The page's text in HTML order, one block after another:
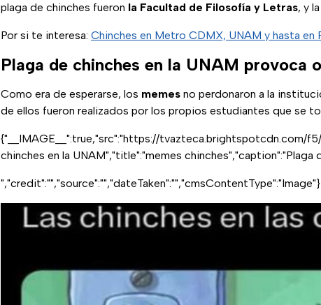
plaga de chinches fueron la Facultad de Filosofía y Letras, y la
Por si te interesa: Chinches en Metro CDMX, UNAM y hasta
Plaga de chinches en la UNAM provoca
Como era de esperarse, los memes no perdonaron a la
de ellos fueron realizados por los propios estudiantes que se
{"__IMAGE__":true,"src":"https://tvazteca.brightspotcdn.com/
chinches en la UNAM","title":"memes
","credit":"","source":"","dateTaken":"","cmsContentType":"Image"}